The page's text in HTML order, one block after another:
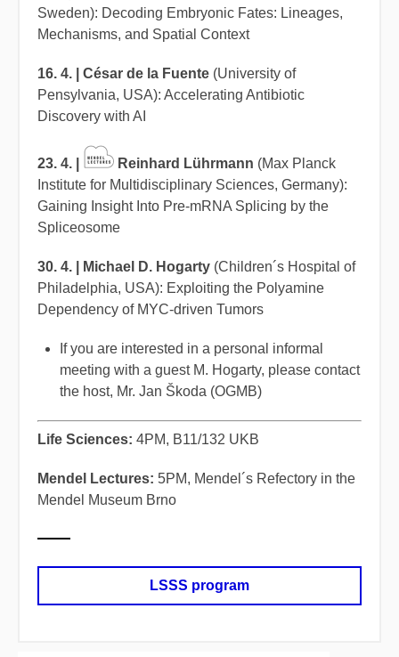
Sweden): Decoding Embryonic Fates: Lineages,
Mechanisms, and Spatial Context
16. 4. César de la Fuente (University of
Pensylvania, USA): Accelerating Antibiotic
Discovery with AI
23. 4. Reinhard Lührmann (Max Planck
Institute for Multidisciplinary Sciences, Germany):
Gaining Insight Into Pre-mRNA Splicing by the
Spliceosome
30. 4. Michael D. Hogarty (Children´s Hospital of
Philadelphia, USA): Exploiting the Polyamine
Dependency of MYC-driven Tumors
If you are interested in a personal informal
meeting with a guest M. Hogarty, please contact
the host, Mr. Jan Škoda (OGMB)
Life Sciences: 4PM, B11/132 UKB
Mendel Lectures: 5PM, Mendel´s Refectory in the
Mendel Museum Brno
LSSS program